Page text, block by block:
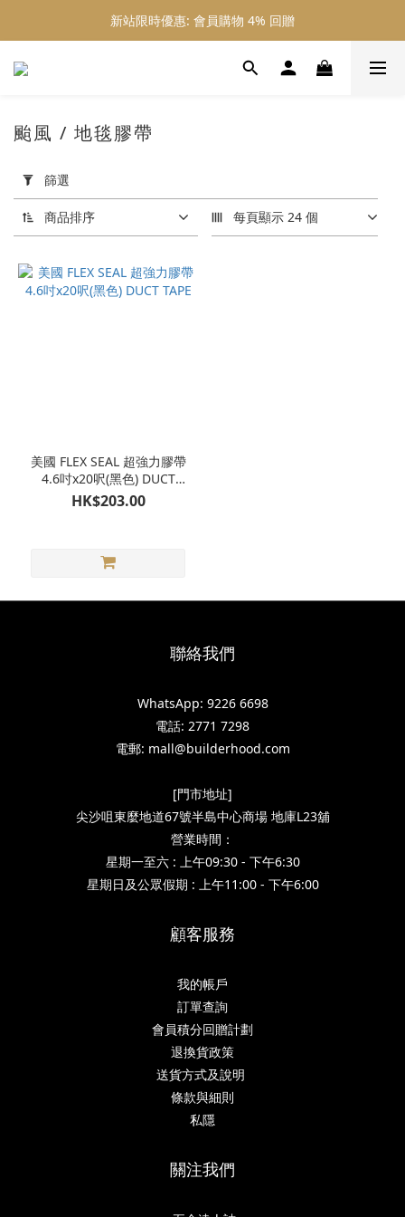
新站限時優惠: 會員購物 4% 回贈
新站限時優惠: 會員購物 4% 回贈
新站限時優惠: 滿 $800 順豐免運費
用
篩
選
(0/20)
價格
(HK$)
颱風 / 地毯膠帶
篩選
商品排序 每頁顯示 24 個
美國 FLEX SEAL 超強力膠帶
4.6吋x20呎(黑色) DUCT
TAPE
HK$203.00
聯絡我們
WhatsApp: 9226 6698
電話: 2771 7298
電郵: mall@builderhood.com
[門市地址]
尖沙咀東麼地道67號半島中心商場 地庫L23舖
營業時間：
星期一至六 : 上午09:30 - 下午6:30
星期日及公眾假期 : 上午11:00 - 下午6:00
顧客服務
我的帳戶
訂單查詢
會員積分回贈計劃
退換貨政策
送貨方式及說明
條款與細則
私隱
關注我們